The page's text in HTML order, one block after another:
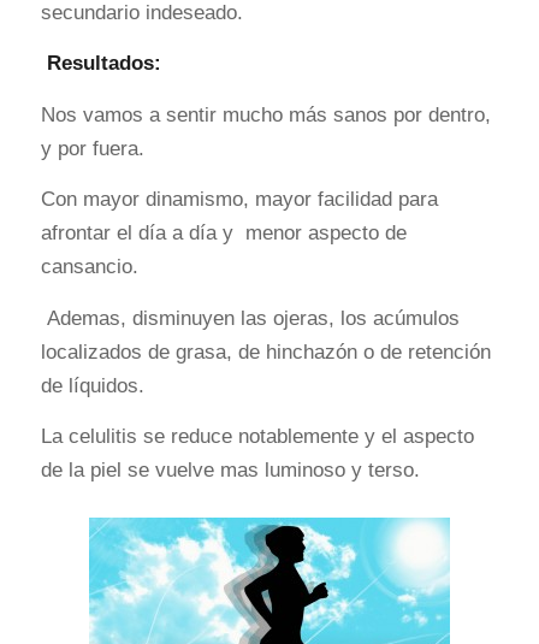
secundario indeseado.
Resultados:
Nos vamos a sentir mucho más sanos por dentro,
y por fuera.
Con mayor dinamismo, mayor facilidad para
afrontar el día a día y menor aspecto de
cansancio.
Ademas, disminuyen las ojeras, los acúmulos
localizados de grasa, de hinchazón o de retención
de líquidos.
La celulitis se reduce notablemente y el aspecto
de la piel se vuelve mas luminoso y terso.